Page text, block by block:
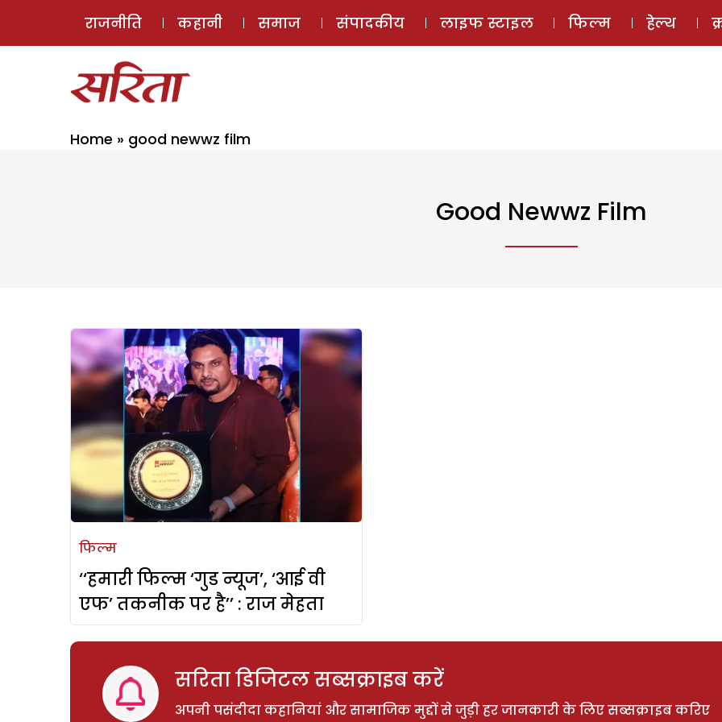
ई-मैगज़ीन
राजनीति कहानी समाज संपादकीय लाइफ स्टाइल फिल्म हेल्थ
Home » good newwz film
Good Newwz Film
फिल्म
‘‘हमारी फिल्म ‘गुड न्यूज’, ‘आई वी
एफ’ तकनीक पर है’’ : राज मेहता
सरिता डिजिटल सब्सक्राइब करें
अपनी पसंदीदा कहानियां और सामाजिक मुद्दों से जुड़ी हर जानकारी के लिए सब्सक्राइब करिए